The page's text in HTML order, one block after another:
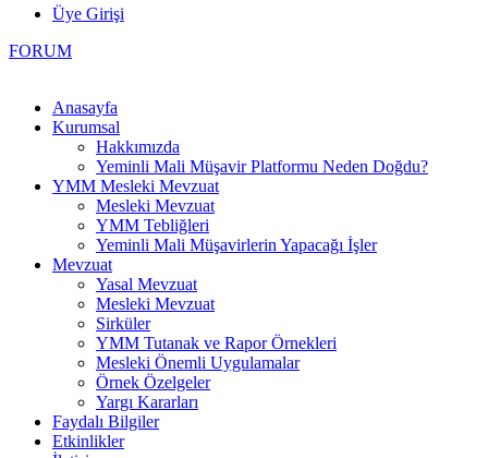
Üye Girişi
FORUM
Anasayfa
Kurumsal
Hakkımızda
Yeminli Mali Müşavir Platformu Neden Doğdu?
YMM Mesleki Mevzuat
Mesleki Mevzuat
YMM Tebliğleri
Yeminli Mali Müşavirlerin Yapacağı İşler
Mevzuat
Yasal Mevzuat
Mesleki Mevzuat
Sirküler
YMM Tutanak ve Rapor Örnekleri
Mesleki Önemli Uygulamalar
Örnek Özelgeler
Yargı Kararları
Faydalı Bilgiler
Etkinlikler